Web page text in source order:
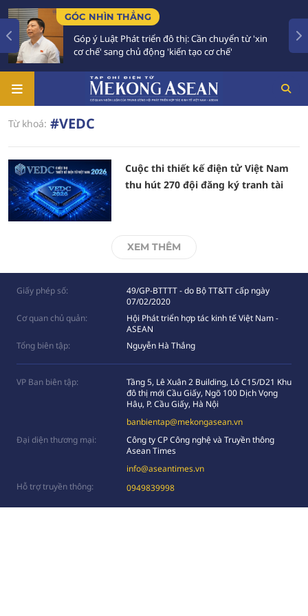
GÓC NHÌN THẲNG
Góp ý Luật Phát triển đô thị: Cần chuyển từ 'xin
cơ chế' sang chủ động 'kiến tạo cơ chế'
Từ khoá: #VEDC
Cuộc thi thiết kế điện tử Việt Nam
thu hút 270 đội đăng ký tranh tài
XEM THÊM
Giấy phép số:
49/GP-BTTTT - do Bộ TT&TT cấp ngày
07/02/2020
Cơ quan chủ quản:
Hội Phát triển hợp tác kinh tế Việt Nam -
ASEAN
Tổng biên tập:
Nguyễn Hà Thắng
VP Ban biên tập:
Tầng 5, Lê Xuân 2 Building, Lô C15/D21 Khu
đô thị mới Cầu Giấy, Ngõ 100 Dịch Vọng
Hâụ, P. Cầu Giấy, Hà Nội
banbientap@mekongasean.vn
Đại diện thương mại:
Công ty CP Công nghệ và Truyền thông
Asean Times
info@aseantimes.vn
Hỗ trợ truyền thông:
0949839998